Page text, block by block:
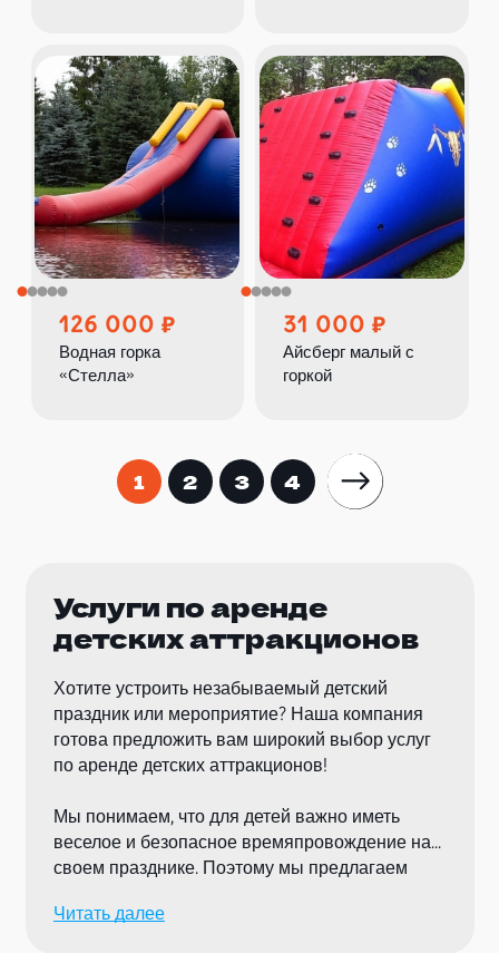
126 000
Водная горка
«Стелла»
31 000
Айсберг малый с
горкой
1 2 3 4
Услуги по аренде
детских аттракционов
Хотите устроить незабываемый детский
праздник или мероприятие? Наша компания
готова предложить вам широкий выбор услуг
по аренде детских аттракционов!
Мы понимаем, что для детей важно иметь
веселое и безопасное времяпровождение на
своем празднике. Поэтому мы предлагаем
аттракционы, которые подарят вашим
Читать далее